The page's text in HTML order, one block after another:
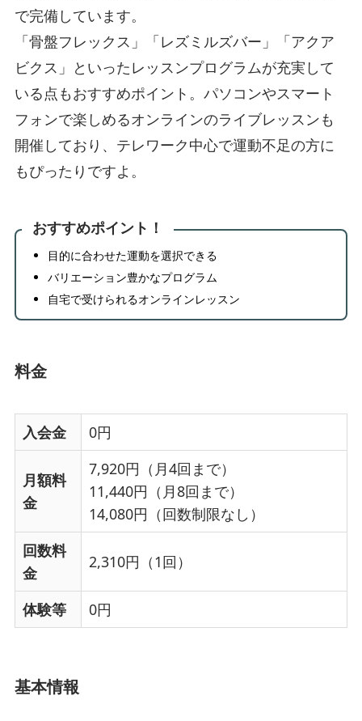
で完備しています。
「骨盤フレックス」「レズミルズバー」「アクア
ビクス」といったレッスンプログラムが充実して
いる点もおすすめポイント。パソコンやスマート
フォンで楽しめるオンラインのライブレッスンも
開催しており、テレワーク中心で運動不足の方に
もぴったりですよ。
おすすめポイント！
目的に合わせた運動を選択できる
バリエーション豊かなプログラム
自宅で受けられるオンラインレッスン
料金
入会金 0円
月額料
金
7,920円（月4回まで）
11,440円（月8回まで）
14,080円（回数制限なし）
回数料
金
2,310円（1回）
体験等 0円
基本情報